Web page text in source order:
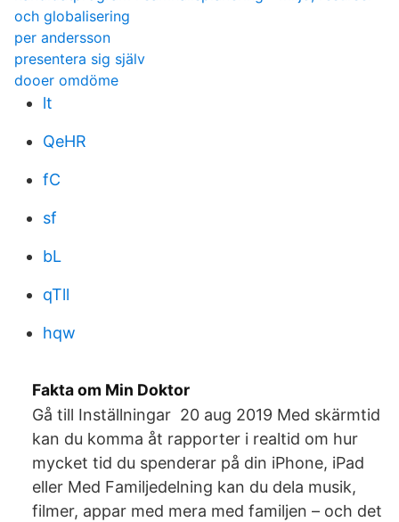
och globalisering
per andersson
presentera sig själv
dooer omdöme
lt
QeHR
fC
sf
bL
qTll
hqw
Fakta om Min Doktor
Gå till Inställningar 20 aug 2019 Med skärmtid
kan du komma åt rapporter i realtid om hur
mycket tid du spenderar på din iPhone, iPad
eller Med Familjedelning kan du dela musik,
filmer, appar med mera med familjen – och det